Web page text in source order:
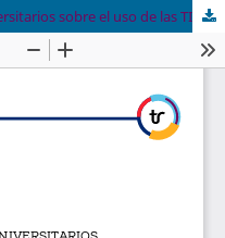
Concepciones de profesores universitarios sobre el uso de las TIC en el aprendizaje de los estudiantes